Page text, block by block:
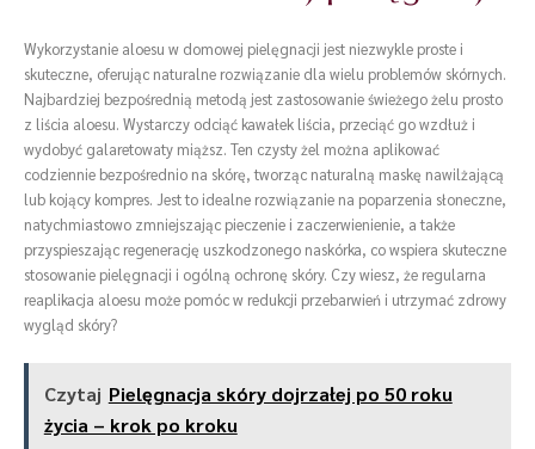
Wykorzystanie aloesu w domowej pielęgnacji jest niezwykle proste i
skuteczne, oferując naturalne rozwiązanie dla wielu problemów skórnych.
Najbardziej bezpośrednią metodą jest zastosowanie świeżego żelu prosto
z liścia aloesu. Wystarczy odciąć kawałek liścia, przeciąć go wzdłuż i
wydobyć galaretowaty miąższ. Ten czysty żel można aplikować
codziennie bezpośrednio na skórę, tworząc naturalną maskę nawilżającą
lub kojący kompres. Jest to idealne rozwiązanie na poparzenia słoneczne,
natychmiastowo zmniejszając pieczenie i zaczerwienienie, a także
przyspieszając regenerację uszkodzonego naskórka, co wspiera skuteczne
stosowanie pielęgnacji i ogólną ochronę skóry. Czy wiesz, że regularna
reaplikacja aloesu może pomóc w redukcji przebarwień i utrzymać zdrowy
wygląd skóry?
Czytaj Pielęgnacja skóry dojrzałej po 50 roku
życia – krok po kroku